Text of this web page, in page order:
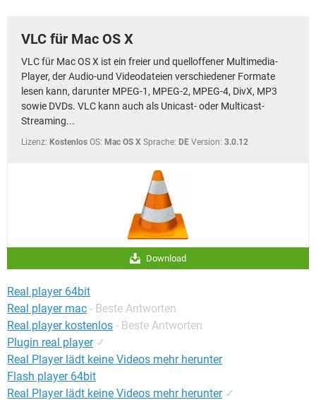
VLC für Mac OS X
VLC für Mac OS X ist ein freier und quelloffener Multimedia-
Player, der Audio-und Videodateien verschiedener Formate
lesen kann, darunter MPEG-1, MPEG-2, MPEG-4, DivX, MP3
sowie DVDs. VLC kann auch als Unicast- oder Multicast-
Streaming...
Lizenz: Kostenlos OS: Mac OS X Sprache: DE Version: 3.0.12
Download
Real player 64bit
Real player mac - Beste Antworten
Real player kostenlos - Beste Antworten
Plugin real player ✓
Real Player lädt keine Videos mehr herunter
Flash player 64bit
Real Player lädt keine Videos mehr herunter ✓